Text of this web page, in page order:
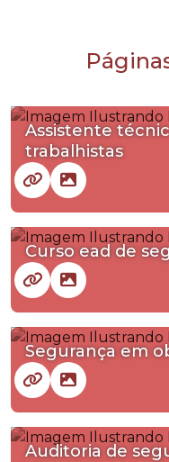
Assistente
trabalhistas
Curso ead de
Segurança em
Auditoria de